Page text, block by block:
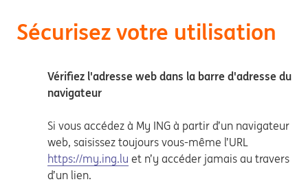
Sécurisez votre utilisation
Vérifiez l'adresse web dans la barre d'adresse du
navigateur
Si vous accédez à My ING à partir d’un navigateur
web, saisissez toujours vous-même l’URL
https://my.ing.lu et n’y accéder jamais au travers
d’un lien.